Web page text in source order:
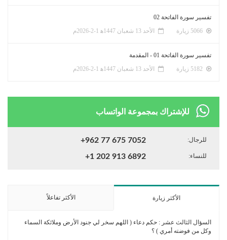
تفسير سورة الفاتحة 02
الأحد 13 شعبان 1447ﻫ 1-2-2026م
تفسير سورة الفاتحة 01 - المقدمة
الأحد 13 شعبان 1447ﻫ 1-2-2026م
للإشتراك بمجموعة الواتساب
للرجال: +962 77 675 7052
للنساء: +1 202 913 6892
الأكثر زيارة الأكثر تفاعلاً
السؤال الثالث عشر : حكم دعاء ( اللهم سخر لي جنود الأرض وملائكة السماء
وكل من فوضته أمري ) ؟